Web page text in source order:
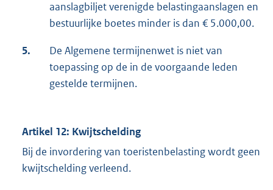
aanslagbiljet verenigde belastingaanslagen en
bestuurlijke boetes minder is dan € 5.000,00.
5.
De Algemene termijnenwet is niet van
toepassing op de in de voorgaande leden
gestelde termijnen.
Artikel 12: Kwijtschelding
Bij de invordering van toeristenbelasting wordt geen
kwijtschelding verleend.